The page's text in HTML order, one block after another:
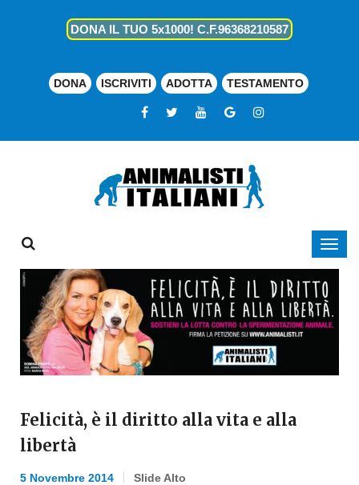
DONA IL TUO 5x1000! C.F.96368210587
DONA ISCRIVITI ADOTTA TESTAMENTO
Felicità, è il diritto alla vita e alla
libertà
5 Novembre 2014 Slide Alto